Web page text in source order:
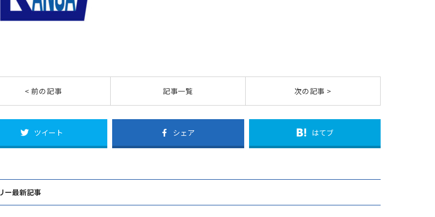
< 前の記事 記事一覧 次の記事 >
ツイート シェア はてブ
ー最新記事